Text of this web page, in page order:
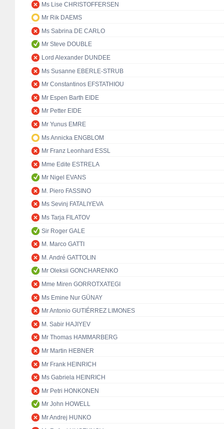
Ms Lise CHRISTOFFERSEN
Mr Rik DAEMS
Ms Sabrina DE CARLO
Mr Steve DOUBLE
Lord Alexander DUNDEE
Ms Susanne EBERLE-STRUB
Mr Constantinos EFSTATHIOU
Mr Espen Barth EIDE
Mr Petter EIDE
Mr Yunus EMRE
Ms Annicka ENGBLOM
Mr Franz Leonhard ESSL
Mme Edite ESTRELA
Mr Nigel EVANS
M. Piero FASSINO
Ms Sevinj FATALIYEVA
Ms Tarja FILATOV
Sir Roger GALE
M. Marco GATTI
M. André GATTOLIN
Mr Oleksii GONCHARENKO
Mme Miren GORROTXATEGI
Ms Emine Nur GÜNAY
Mr Antonio GUTIÉRREZ LIMONES
M. Sabir HAJIYEV
Mr Thomas HAMMARBERG
Mr Martin HEBNER
Mr Frank HEINRICH
Ms Gabriela HEINRICH
Mr Petri HONKONEN
Mr John HOWELL
Mr Andrej HUNKO